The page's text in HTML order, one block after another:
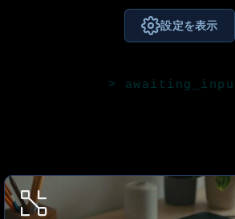
設定を表示
Recraft Vectorize
プライバシーモード 出力言語